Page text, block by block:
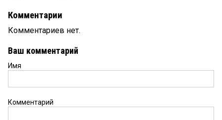
Комментарии
Комментариев нет.
Ваш комментарий
Имя
Комментарий